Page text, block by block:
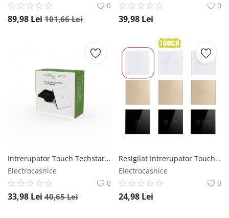
0
89,98 Lei 101,66Lei
0
39,98 Lei
Intrerupator Touch Techstar®, Sticla Securizata, Design Modern, Iluminare LED, 2 Faze, Gri Techstar
Electrocasnice
0
33,98 Lei 40,65Lei
Resigilat Intrerupator Touch Techstar®, Sticla Securizata, Design Modern, Iluminare LED, 1 Faza, Alb Techstar
Electrocasnice
0
24,98 Lei